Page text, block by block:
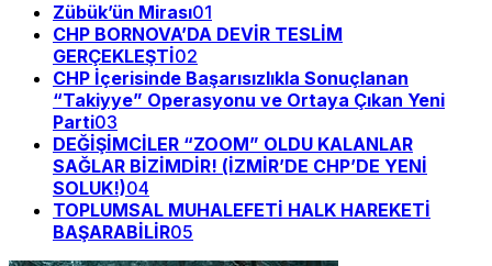
Zübük’ün Mirası01
CHP BORNOVA’DA DEVİR TESLİM
GERÇEKLEŞTİ02
CHP İçerisinde Başarısızlıkla Sonuçlanan
“Takiyye” Operasyonu ve Ortaya Çıkan Yeni
Parti03
DEĞİŞİMCİLER “ZOOM” OLDU KALANLAR
SAĞLAR BİZİMDİR! (İZMİR’DE CHP’DE YENİ
SOLUK!)04
TOPLUMSAL MUHALEFETİ HALK HAREKETİ
BAŞARABİLİR05